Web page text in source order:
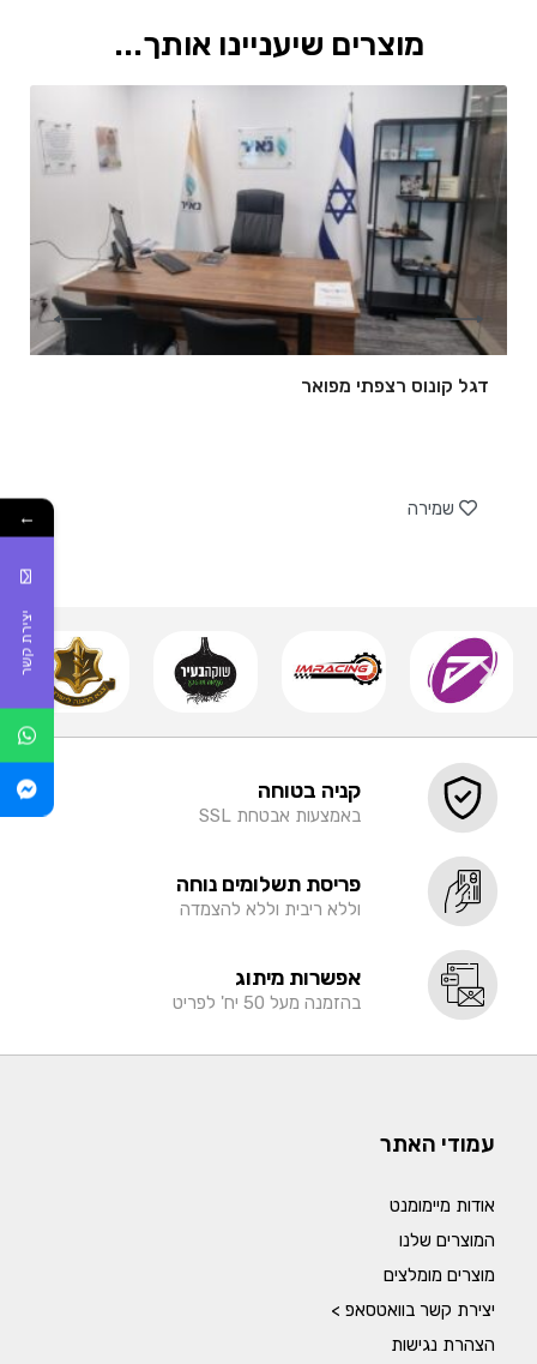
מוצרים שיעניינו אותך...
דגל קונוס רצפתי מפואר
שמירה
קניה בטוחה
באמצעות אבטחת SSL
פריסת תשלומים נוחה
וללא ריבית וללא להצמדה
אפשרות מיתוג
בהזמנה מעל 50 יח' לפריט
עמודי האתר
אודות מיימומנט
המוצרים שלנו
מוצרים מומלצים
יצירת קשר בוואטסאפ >
הצהרת נגישות
←
יצירת קשר